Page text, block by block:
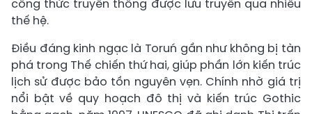
công thức truyền thống được lưu truyền qua nhiều
thế hệ.
Điều đáng kinh ngạc là Toruń gần như không bị tàn
phá trong Thế chiến thứ hai, giúp phần lớn kiến trúc
lịch sử được bảo tồn nguyên vẹn. Chính nhờ giá trị
nổi bật về quy hoạch đô thị và kiến trúc Gothic